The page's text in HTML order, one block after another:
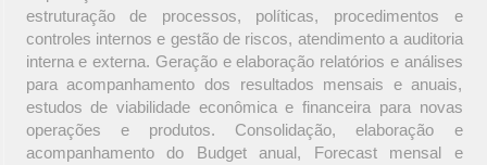
estruturação de processos, políticas, procedimentos e
controles internos e gestão de riscos, atendimento a auditoria
interna e externa. Geração e elaboração relatórios e análises
para acompanhamento dos resultados mensais e anuais,
estudos de viabilidade econômica e financeira para novas
operações e produtos. Consolidação, elaboração e
acompanhamento do Budget anual, Forecast mensal e